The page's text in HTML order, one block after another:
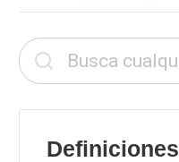
Definiciones